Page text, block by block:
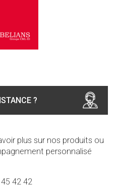
?
plus sur nos produits ou
personnalisé
42 42